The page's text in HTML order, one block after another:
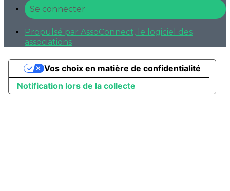
Se connecter
Propulsé par AssoConnect, le logiciel des
associations
Notification lors de la collecte
Vos choix en matière de confidentialité